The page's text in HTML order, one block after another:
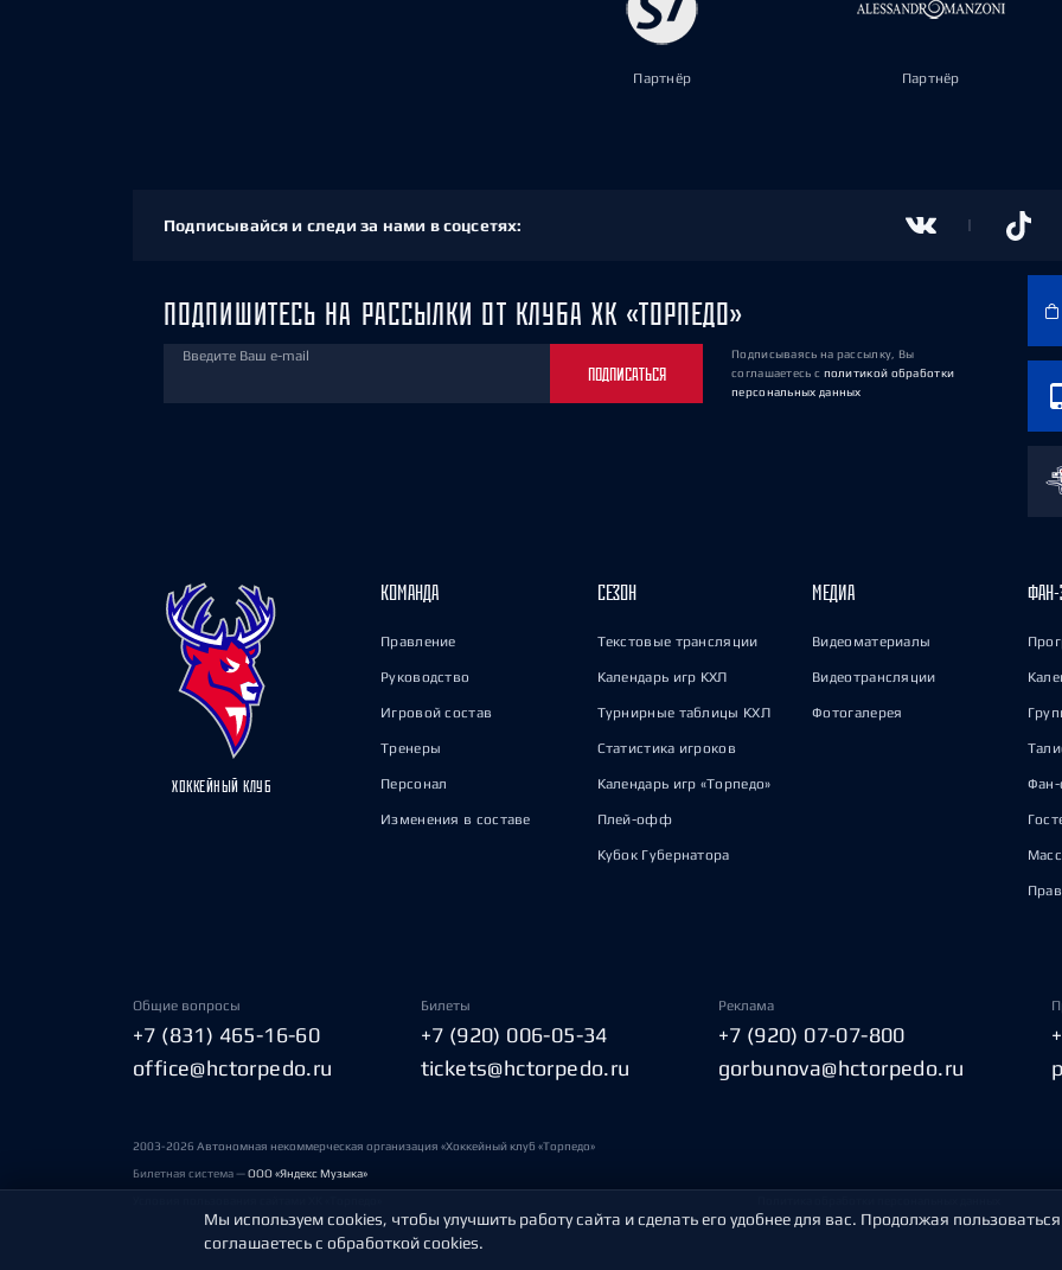
Партнёр Партнёр
Подписывайся и следи за нами в соцсетях:
ПОДПИШИТЕСЬ НА РАССЫЛКИ ОТ КЛУБА ХК «ТОРПЕДО»
Введите Ваш e-mail
ПОДПИСАТЬСЯ
Подписываясь на рассылку, Вы
соглашаетесь с политикой обработки
персональных данных
ХОККЕЙНЫЙ КЛУБ
КОМАНДА
Правление
Руководство
Игровой состав
Тренеры
Персонал
Изменения в составе
СЕЗОН
Текстовые трансляции
Календарь игр КХЛ
Турнирные таблицы КХЛ
Статистика игроков
Календарь игр «Торпедо»
Плей-офф
Кубок Губернатора
МЕДИА
Видеоматериалы
Видеотрансляции
Фотогалерея
ФАН-
Фан-
Общие вопросы
+7 (831) 465-16-60
office@hctorpedo.ru
Билеты
+7 (920) 006-05-34
tickets@hctorpedo.ru
Реклама
+7 (920) 07-07-800
gorbunova@hctorpedo.ru
2003-2026 Автономная некоммерческая организация «Хоккейный клуб «Торпедо»
Билетная система —ООО «Яндекс Музыка»
Мы используем cookies, чтобы улучшить работу сайта и сделать его удобнее для вас. Продолжая
соглашаетесь с обработкой cookies.